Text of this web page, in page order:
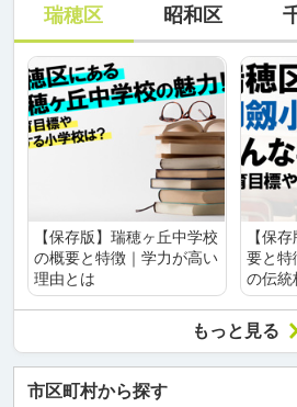
瑞穂区 昭和区
【保存版】瑞穂ヶ丘中学校
の概要と特徴｜学力が高い
理由とは
【保
要と特
の伝統
もっと見る
市区町村から探す